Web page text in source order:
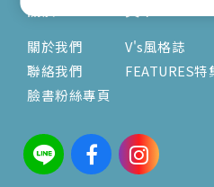
關於
關於我們
聯絡我們
臉書粉絲專頁
V's風格誌
FEATURES特